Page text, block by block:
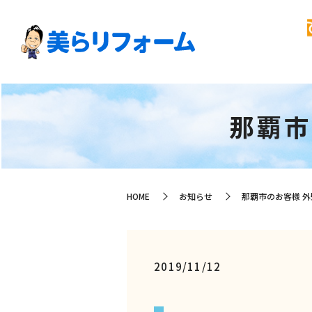
那覇
HOME お知らせ 那覇市のお客様
2019/11/12